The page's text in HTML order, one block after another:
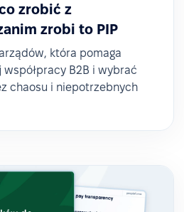
zrobić z
zrobi to PIP
która pomaga
B2B i wybrać
chaosu i niepotrzebnych